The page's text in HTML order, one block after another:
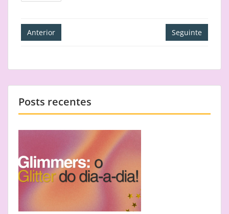
Navegação
de
Anterior Seguinte
Posts recentes